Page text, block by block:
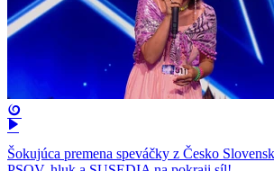
Šokujúca premena speváčky z Česko